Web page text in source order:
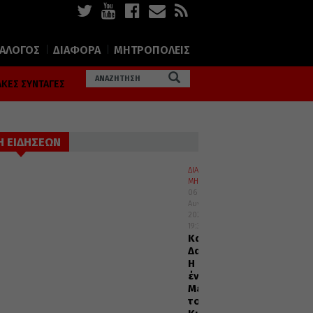
ΔΙΑΦΟΡΑ ΜΗΤΡΟΠΟΛΕΙΣ
ΣΥΝΤΑΓΕΣ
ΕΙΔΗΣΕΩΝ
ΔΙΑΛΟΓΟΣ
ΜΗΤΡΟΠΟΛΕΙΣ
06
Αυγούστου
2026
19:32
Καισαριανής
Δανιήλ:
Η
ένδοξη
Μεταμόρφωση
του